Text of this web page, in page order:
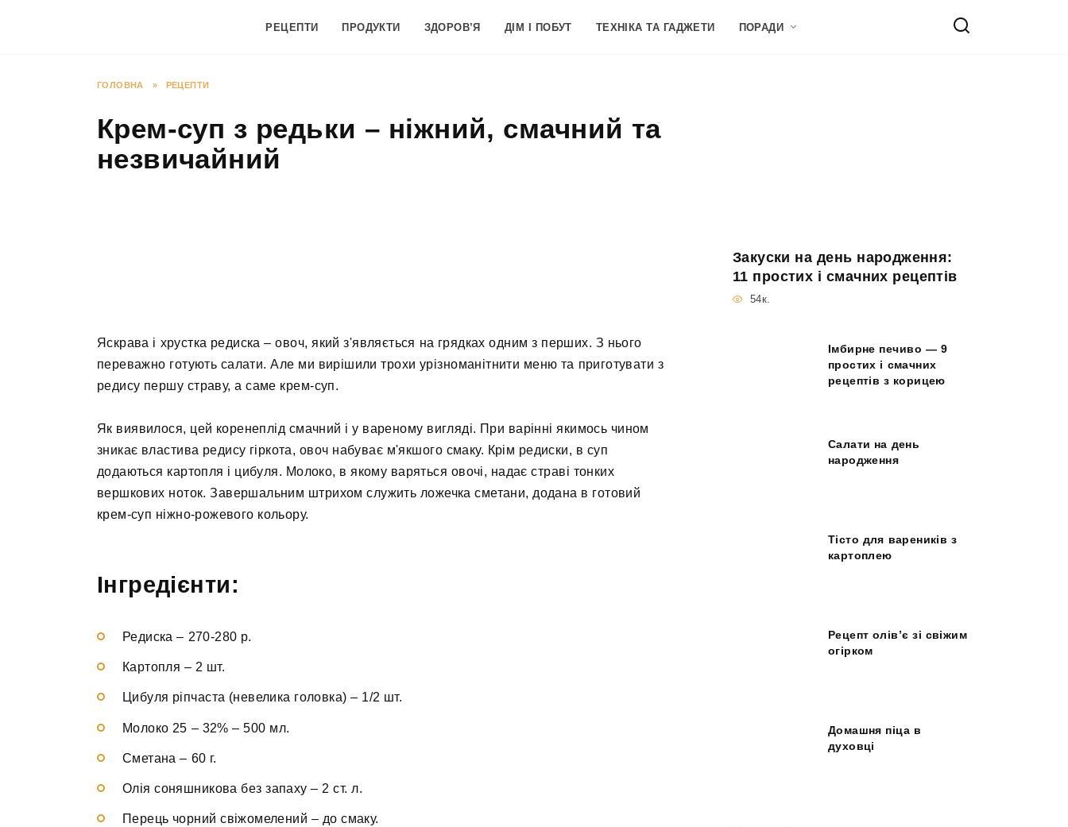
РЕЦЕПТИ ПРОДУКТИ ЗДОРОВ’Я ДІМ І ПОБУТ ТЕХНІКА ТА ГАДЖЕТИ ПОРАДИ
ГОЛОВНА » РЕЦЕПТИ
Крем-суп з редьки – ніжний, смачний та
незвичайний
Яскрава і хрустка редиска – овоч, який з'являється на грядках одним з перших. З нього
переважно готують салати. Але ми вирішили трохи урізноманітнити меню та приготувати з
редису першу страву, а саме крем-суп.
Як виявилося, цей коренеплід смачний і у вареному вигляді. При варінні якимось чином
зникає властива редису гіркота, овоч набуває м'якшого смаку. Крім редиски, в суп
додаються картопля і цибуля. Молоко, в якому варяться овочі, надає страві тонких
вершкових ноток. Завершальним штрихом служить ложечка сметани, додана в готовий
крем-суп ніжно-рожевого кольору.
Інгредієнти:
Редиска – 270-280 р.
Картопля – 2 шт.
Цибуля ріпчаста (невелика головка) – 1/2 шт.
Молоко 25 – 32% –500 мл.
Сметана – 60 г.
Олія соняшникова без запаху – 2 ст. л.
Перець чорний свіжомелений – до смаку.
Закуски на день народження:
11 простих і смачних рецептів
54к.
Імбирне печиво — 9
простих і смачних
рецептів з корицею
Салати на день
народження
Тісто для вареників з
картоплею
Рецепт олів’є зі свіжим
огірком
Домашня піца в
духовці